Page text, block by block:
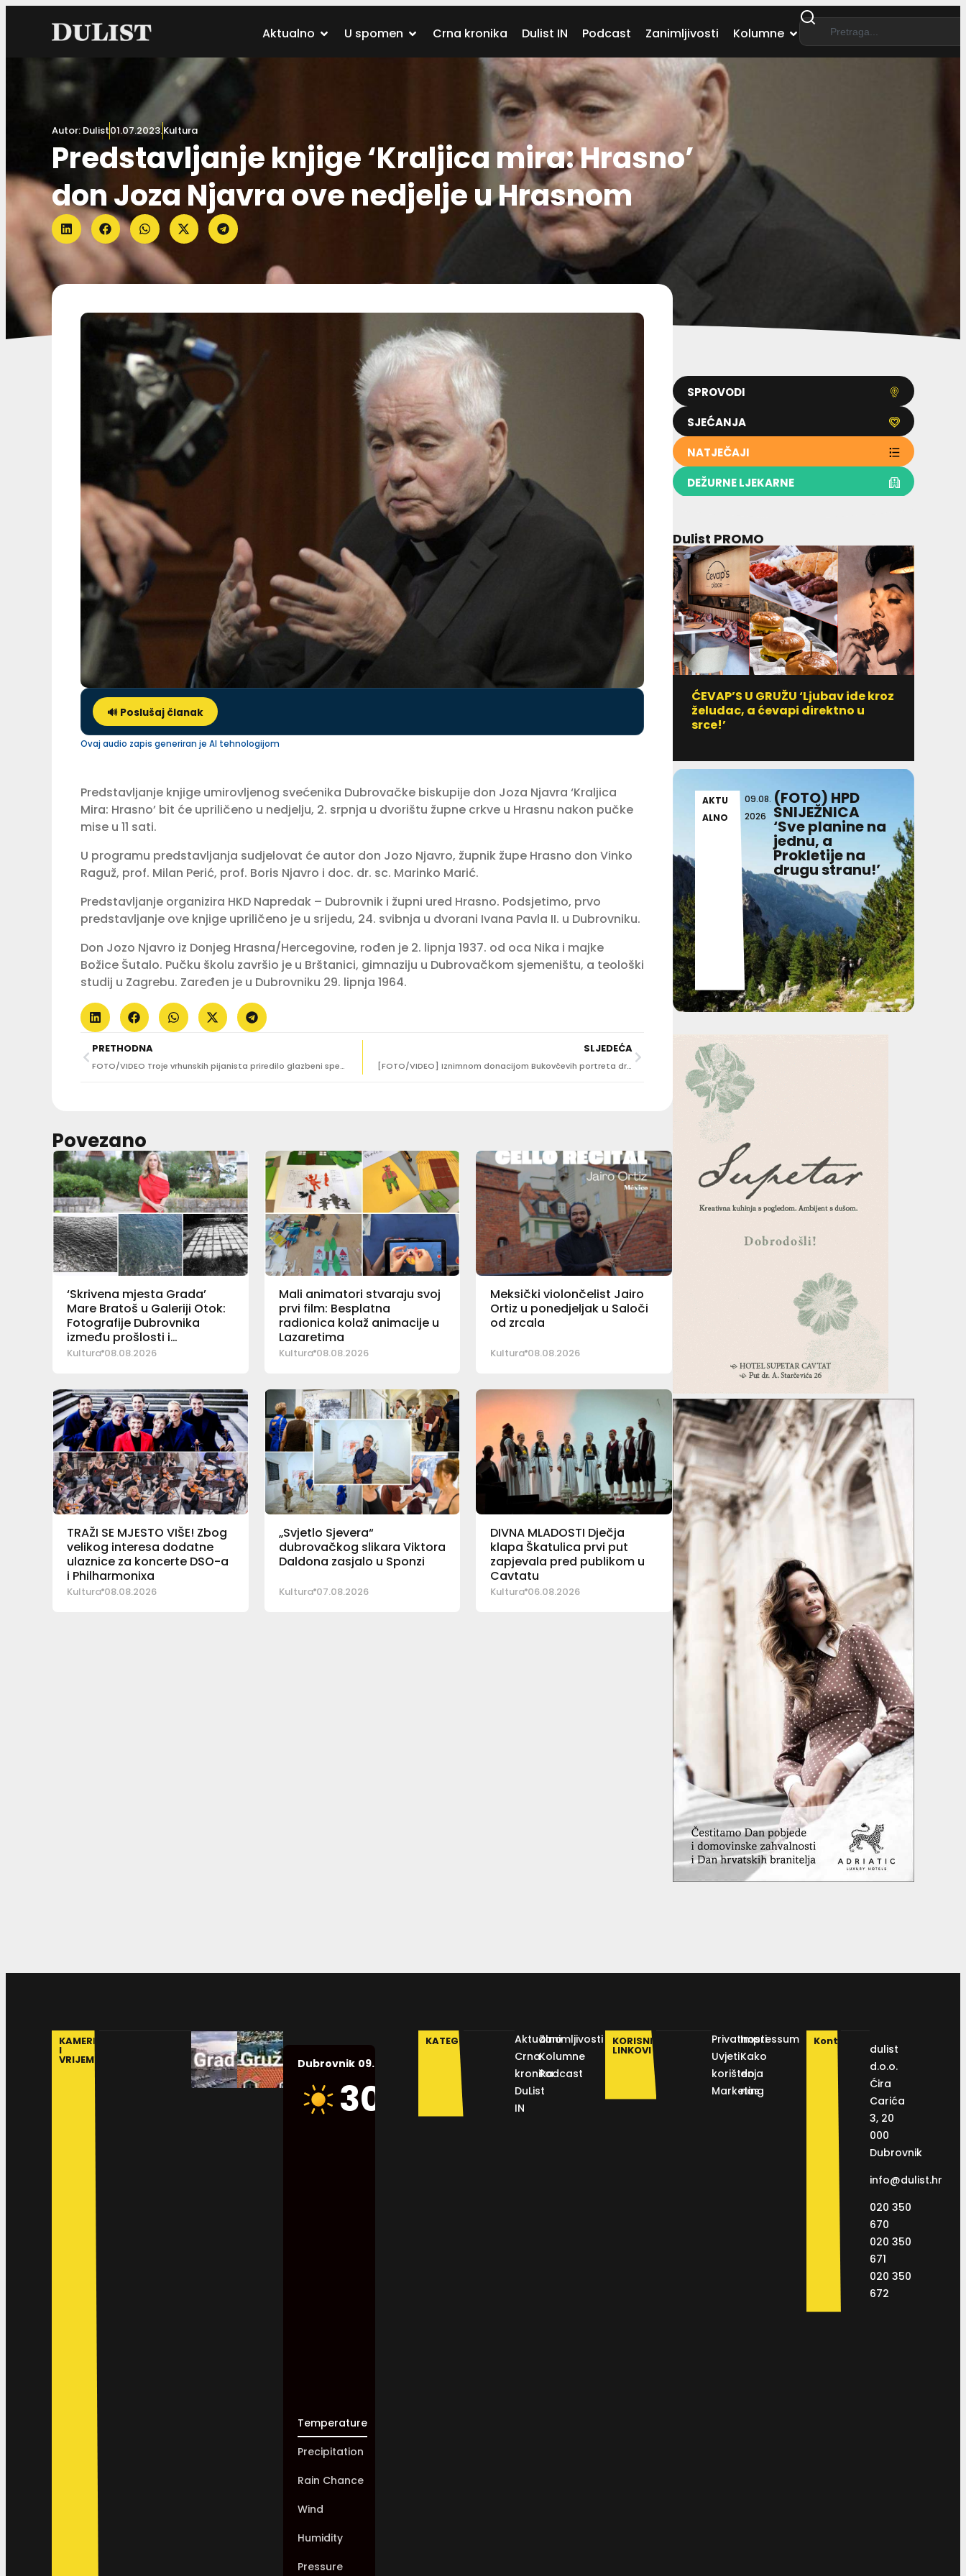
Aktualno U spomen Crna kronika Dulist IN Podcast Zanimljivosti Kolumne
Autor: Dulist01.07.2023.Kultura
Predstavljanje knjige ‘Kraljica mira: Hrasno’
don Joza Njavra ove nedjelje u Hrasnom
🔊 Poslušaj članak
Ovaj audio zapis generiran je AI tehnologijom
Predstavljanje knjige umirovljenog svećenika Dubrovačke biskupije don Joza Njavra ‘Kraljica
Mira: Hrasno’ bit će upriličeno u nedjelju, 2. srpnja u dvorištu župne crkve u Hrasnu nakon pučke
mise u 11 sati.
U programu predstavljanja sudjelovat će autor don Jozo Njavro, župnik župe Hrasno don Vinko
Raguž, prof. Milan Perić, prof. Boris Njavro i doc. dr. sc. Marinko Marić.
Predstavljanje organizira HKD Napredak – Dubrovnik i župni ured Hrasno. Podsjetimo, prvo
predstavljanje ove knjige upriličeno je u srijedu, 24. svibnja u dvorani Ivana Pavla II. u Dubrovniku.
Don Jozo Njavro iz Donjeg Hrasna/Hercegovine, rođen je 2. lipnja 1937. od oca Nika i majke
Božice Šutalo. Pučku školu završio je u Brštanici, gimnaziju u Dubrovačkom sjemeništu, a teološki
studij u Zagrebu. Zaređen je u Dubrovniku 29. lipnja 1964.
PRETHODNA
FOTO/VIDEO Troje vrhunskih pijanista priredilo glazbeni spektakl u Kneževu dvoru
SLJEDEĆA
[FOTO/VIDEO] Iznimnom donacijom Bukovčevih portreta dr. Ane Bakije-Konsuo obitelj Bibica konačno na okupu
Povezano
‘Skrivena mjesta Grada’
Mare Bratoš u Galeriji Otok:
Fotografije Dubrovnika
između prošlosti i
sadašnjosti
Kultura 08.08.2026
Mali animatori stvaraju svoj
prvi film: Besplatna
radionica kolaž animacije u
Lazaretima
Kultura 08.08.2026
Meksički violončelist Jairo
Ortiz u ponedjeljak u Saloči
od zrcala
Kultura 08.08.2026
TRAŽI SE MJESTO VIŠE! Zbog
velikog interesa dodatne
ulaznice za koncerte DSO-a
i Philharmonixa
Kultura 08.08.2026
„Svjetlo Sjevera“
dubrovačkog slikara Viktora
Daldona zasjalo u Sponzi
Kultura 07.08.2026
DIVNA MLADOSTI Dječja
klapa Škatulica prvi put
zapjevala pred publikom u
Cavtatu
Kultura 06.08.2026
SPROVODI
SJEĆANJA
NATJEČAJI
DEŽURNE LJEKARNE
Dulist PROMO
ĆEVAP’S U GRUŽU ‘Ljubav ide kroz
želudac, a ćevapi direktno u
srce!’
AKTU
ALNO
09.08.
2026
(FOTO) HPD
SNIJEŽNICA
‘Sve planine na
jednu, a
Prokletije na
drugu stranu!’
KAMERE
I
VRIJEME Dubrovnik 09.08.2026.
30
Humidity:
Temperature
Precipitation
Rain Chance
Wind
Humidity
Pressure
KATEGORIJE
Aktualno
Crna
kronika
DuList
IN
Zanimljivosti
Kolumne
Podcast
KORISNI
LINKOVI
Privatnosti
Uvjeti
korištenja
Marketing
Impressum
Kako
do
nas
Kontakt
dulist
d.o.o.
Ćira
Carića
3, 20
000
Dubrovnik
info@dulist.hr
020 350
670
020 350
671
020 350
672